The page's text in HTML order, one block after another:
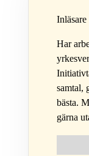
Har
samtal,
bästa.
gärna